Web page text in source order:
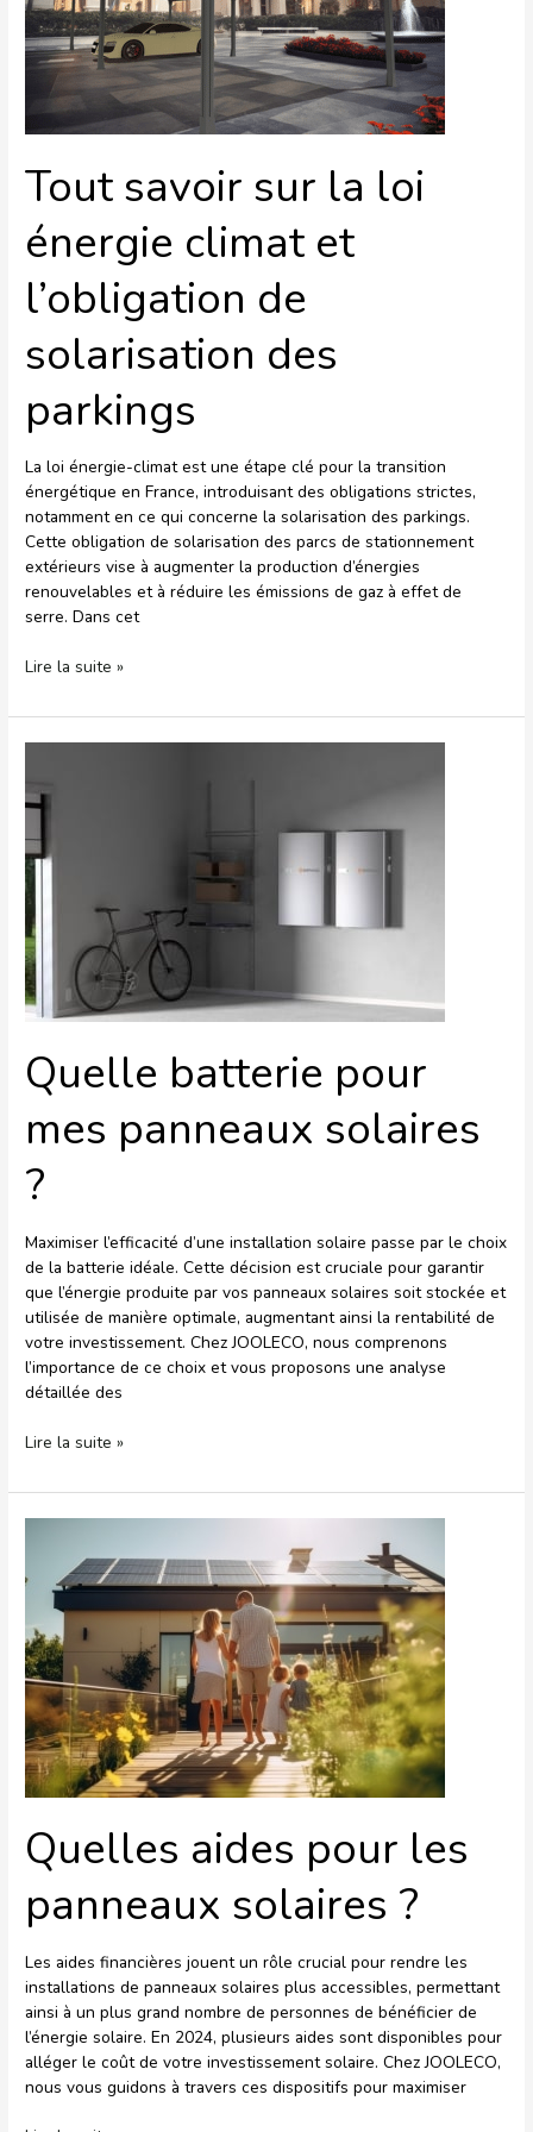
Tout savoir sur la loi
énergie climat et
l’obligation de
solarisation des
parkings
La loi énergie-climat est une étape clé pour la transition
énergétique en France, introduisant des obligations strictes,
notamment en ce qui concerne la solarisation des parkings.
Cette obligation de solarisation des parcs de stationnement
extérieurs vise à augmenter la production d’énergies
renouvelables et à réduire les émissions de gaz à effet de
serre. Dans cet
climat
et
l’obligation
solarisation
des
parkings
Lire la suite »
Quelle batterie pour
mes panneaux solaires
?
Maximiser l’efficacité d’une installation solaire passe par le choix
de la batterie idéale. Cette décision est cruciale pour garantir
que l’énergie produite par vos panneaux solaires soit stockée et
utilisée de manière optimale, augmentant ainsi la rentabilité de
votre investissement. Chez JOOLECO, nous comprenons
l’importance de ce choix et vous proposons une analyse
détaillée des
pour
panneaux
solaires
?
Lire la suite »
Quelles aides pour les
panneaux solaires ?
Les aides financières jouent un rôle crucial pour rendre les
installations de panneaux solaires plus accessibles, permettant
ainsi à un plus grand nombre de personnes de bénéficier de
l’énergie solaire. En 2024, plusieurs aides sont disponibles pour
alléger le coût de votre investissement solaire. Chez JOOLECO,
nous vous guidons à travers ces dispositifs pour maximiser
pour
panneaux
solaires
?